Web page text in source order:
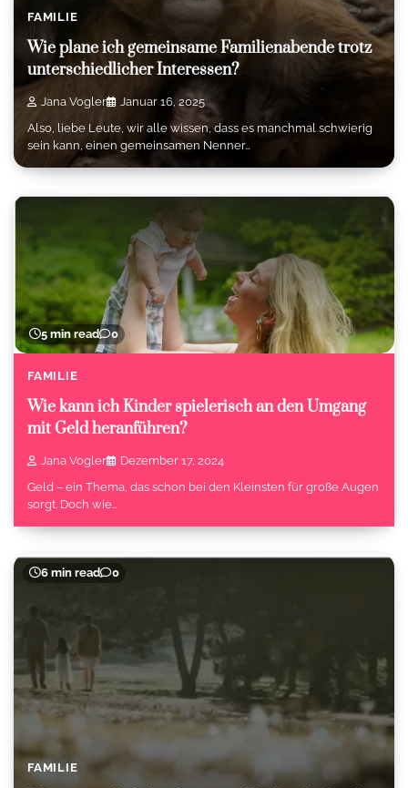
FAMILIE
Wie plane ich gemeinsame Familienabende trotz
unterschiedlicher Interessen?
Jana Vogler
Januar 16, 2025
Also, liebe Leute, wir alle wissen, dass es manchmal schwierig
sein kann, einen gemeinsamen Nenner…
5 min read 0
FAMILIE
Wie kann ich Kinder spielerisch an den Umgang
mit Geld heranführen?
Jana Vogler
Dezember 17, 2024
Geld – ein Thema, das schon bei den Kleinsten für große Augen
sorgt. Doch wie…
6 min read 0
FAMILIE